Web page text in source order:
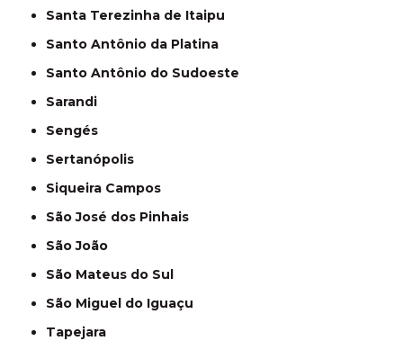
Santa Terezinha de Itaipu
Santo Antônio da Platina
Santo Antônio do Sudoeste
Sarandi
Sengés
Sertanópolis
Siqueira Campos
São José dos Pinhais
São João
São Mateus do Sul
São Miguel do Iguaçu
Tapejara